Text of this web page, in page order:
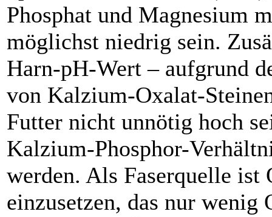
Phosphat und Magnesium
möglichst niedrig sein.
Harn-pH-Wert – aufgrund
von Kalzium-Oxalat-
Futter nicht unnötig hoch
Kalzium-Phosphor-
werden. Als Faserquelle ist
einzusetzen, das nur wenig